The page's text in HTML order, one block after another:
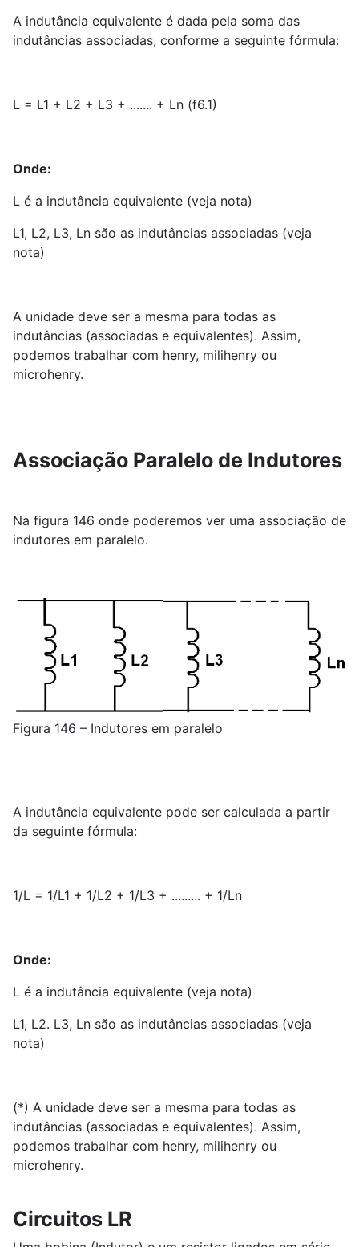
A indutância equivalente é dada pela soma das
indutâncias associadas, conforme a seguinte fórmula:
L = L1 + L2 + L3 + ....... + Ln (f6.1)
Onde:
L é a indutância equivalente (veja nota)
L1, L2, L3, Ln são as indutâncias associadas (veja
nota)
A unidade deve ser a mesma para todas as
indutâncias (associadas e equivalentes). Assim,
podemos trabalhar com henry, milihenry ou
microhenry.
Associação Paralelo de Indutores
Na figura 146 onde poderemos ver uma associação de
indutores em paralelo.
Figura 146 – Indutores em paralelo
A indutância equivalente pode ser calculada a partir
da seguinte fórmula:
1/L = 1/L1 + 1/L2 + 1/L3 + ......... + 1/Ln
Onde:
L é a indutância equivalente (veja nota)
L1, L2. L3, Ln são as indutâncias associadas (veja
nota)
(*) A unidade deve ser a mesma para todas as
indutâncias (associadas e equivalentes). Assim,
podemos trabalhar com henry, milihenry ou
microhenry.
Circuitos LR